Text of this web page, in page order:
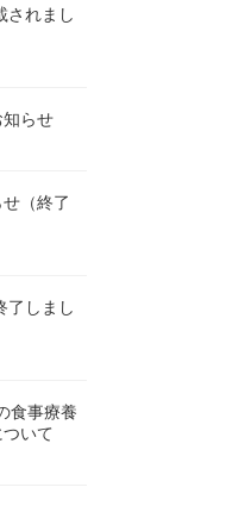
されまし
らせ
（終了
了しまし
食事療養
いて